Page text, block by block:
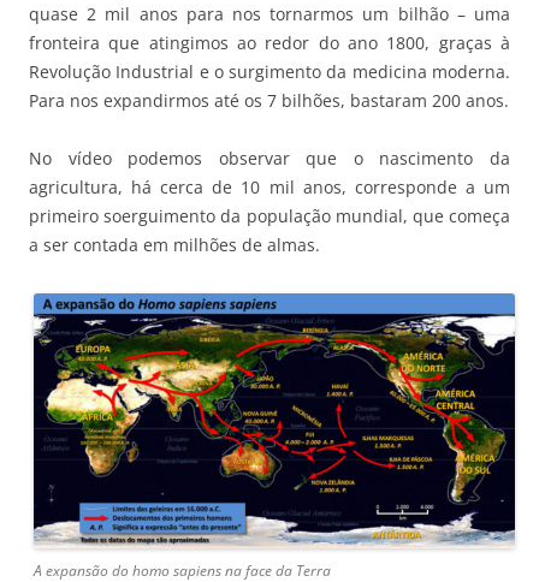
quase 2 mil anos para nos tornarmos um bilhão – uma
fronteira que atingimos ao redor do ano 1800, graças à
Revolução Industrial e o surgimento da medicina moderna.
Para nos expandirmos até os 7 bilhões, bastaram 200 anos.
No vídeo podemos observar que o nascimento da
agricultura, há cerca de 10 mil anos, corresponde a um
primeiro soerguimento da população mundial, que começa
a ser contada em milhões de almas.
A expansão do homo sapiens na face da Terra